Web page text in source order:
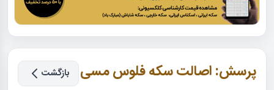
پرسش: اصالت سکه فلوس مسی بازگشت